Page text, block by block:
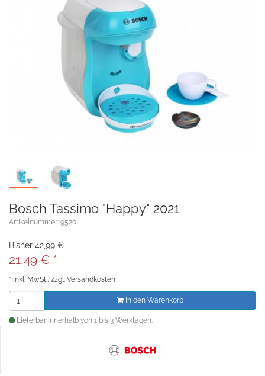
Bosch Tassimo "Happy" 2021
Artikelnummer: 9520
Bisher 42,99 €
21,49 € *
* inkl. MwSt., zzgl. Versandkosten
In den Warenkorb
Lieferbar innerhalb von 1 bis 3 Werktagen.